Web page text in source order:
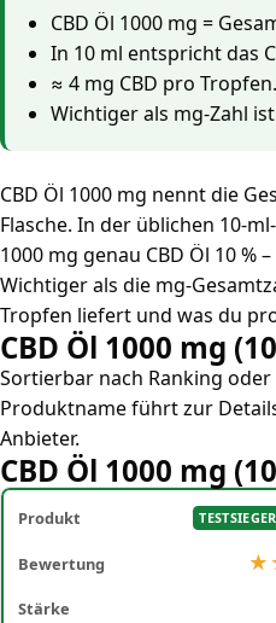
CBD Öl 1000 mg =
In 10 ml entspricht das
≈ 4 mg CBD pro Tropfen.
Wichtiger als mg-Zahl
CBD Öl 1000 mg nennt die
Flasche. In der üblichen 10-
1000 mg genau CBD Öl 10 %
Wichtiger als die mg-
Tropfen liefert und was du
CBD Öl 1000 mg
Sortierbar nach Ranking
Produktname führt zur
Anbieter.
CBD Öl 1000 mg
TESTSIEGER